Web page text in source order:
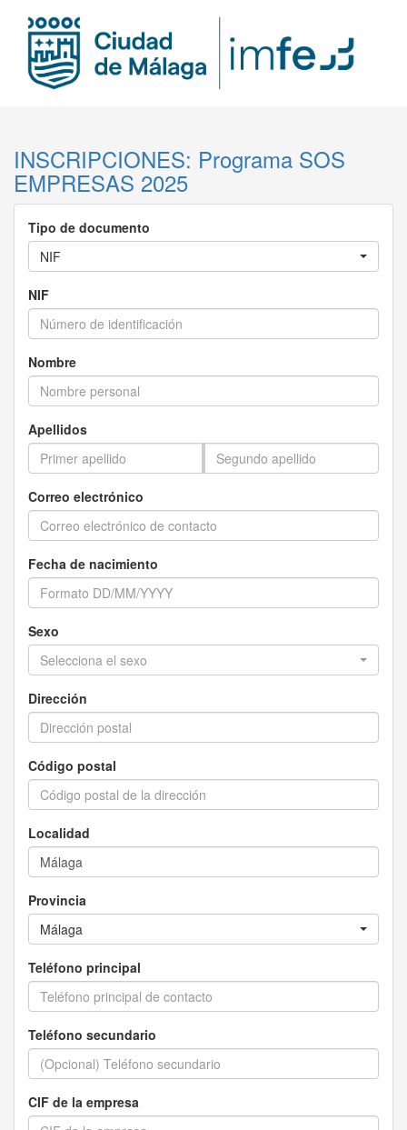
INSCRIPCIONES: Programa SOS
EMPRESAS 2025
Tipo de documento
NIF
NIF
Nombre
Apellidos
Correo electrónico
Fecha de nacimiento
Sexo
Selecciona el sexo
Dirección
Código postal
Localidad
Provincia
Málaga
Teléfono principal
Teléfono secundario
CIF de la empresa